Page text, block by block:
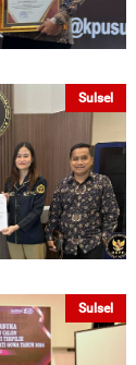
Sulsel
Sulsel